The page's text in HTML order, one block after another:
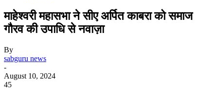
माहेश्वरी महासभा ने सीए अर्पित काबरा को समाज
गौरव की उपाधि से नवाज़ा
By
sabguru news
-
August 10, 2024
45